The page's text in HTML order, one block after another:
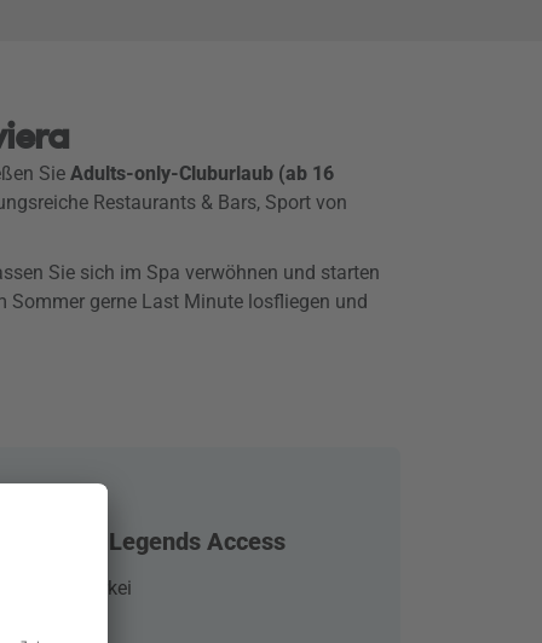
Sie Adults-only-Cluburlaub (ab 16
Restaurants & Bars, Sport von
Sie sich im Spa verwöhnen und starten
Sommer gerne Last Minute losfliegen und
Land of Legends Access
Beldibi, Türkei